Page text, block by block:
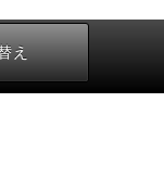
え